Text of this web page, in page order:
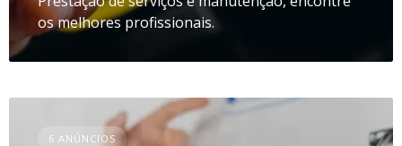
os melhores profissionais.
6 ANÚNCIOS